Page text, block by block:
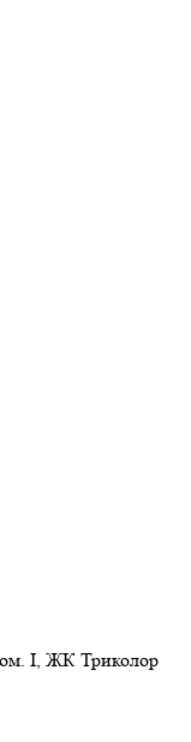
I, ЖК Триколор